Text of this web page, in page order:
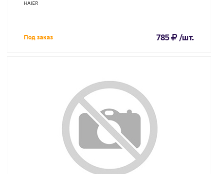
HAIER
Под заказ 785 /шт.